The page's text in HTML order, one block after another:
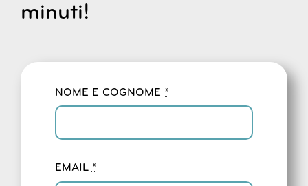
minuti!
NOME E COGNOME *
EMAIL*